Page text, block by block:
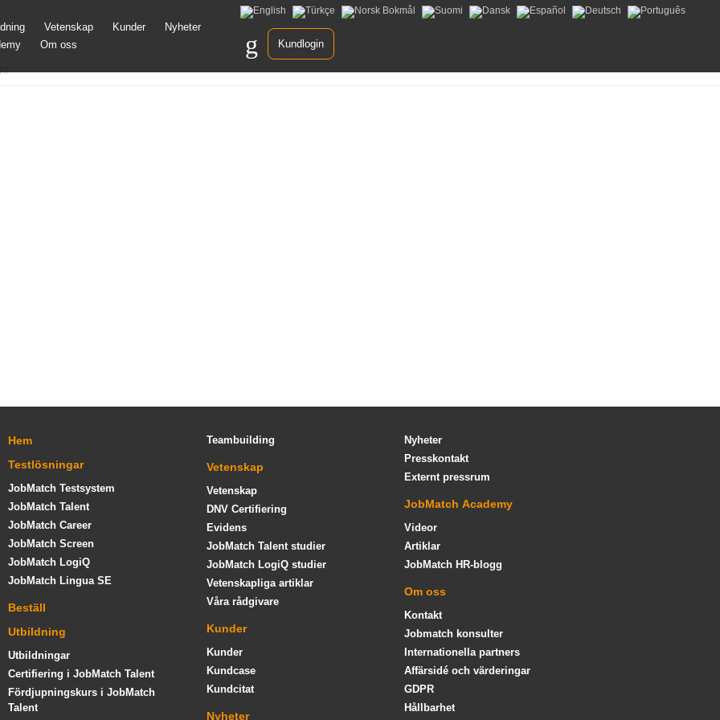
Vetenskap Kunder
Nyheter
Om oss Kundlogin
Hem
Testlösningar
JobMatch Testsystem
JobMatch Talent
JobMatch Career
JobMatch Screen
JobMatch LogiQ
JobMatch Lingua SE
Beställ
Utbildning
Utbildningar
Certifiering i JobMatch Talent
Fördjupningskurs i JobMatch
Talent
Teambuilding
Vetenskap
Vetenskap
DNV Certifiering
Evidens
JobMatch Talent studier
JobMatch LogiQ studier
Vetenskapliga artiklar
Våra rådgivare
Kunder
Kunder
Kundcase
Kundcitat
Nyheter
Nyheter
Presskontakt
Externt pressrum
JobMatch Academy
Videor
Artiklar
JobMatch HR-blogg
Om oss
Kontakt
Jobmatch konsulter
Internationella partners
Affärsidé och värderingar
GDPR
Hållbarhet